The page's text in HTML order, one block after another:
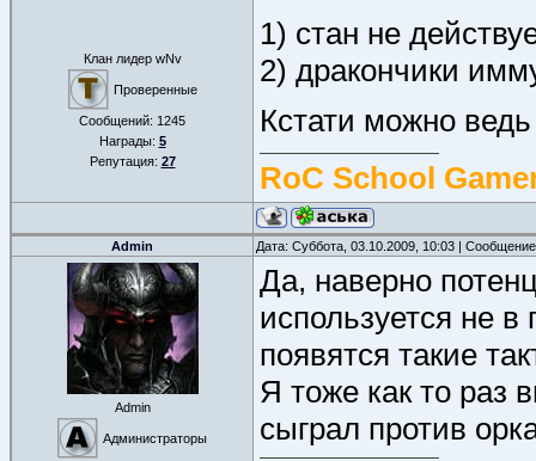
Клан лидер wNv
Проверенные
Сообщений: 1245
Награды: 5
Репутация: 27
1) стан не
2) дракончики
Кстати можно
RoC School
Admin Дата: Суббота, 03.10.2009, 10:03 |
Admin
Администраторы
Да, наверно
используется не
появятся такие
Я тоже как то раз
сыграл против